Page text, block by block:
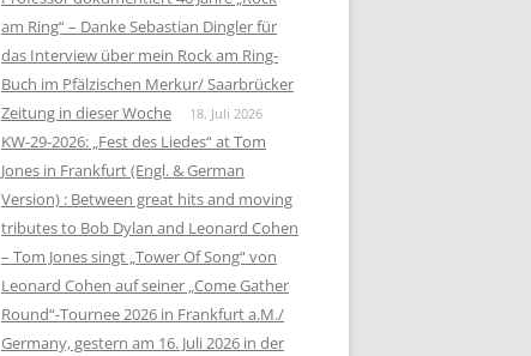
am Ring“ – Danke Sebastian Dingler für
das Interview über mein Rock am Ring-
Buch im Pfälzischen Merkur/ Saarbrücker
Zeitung in dieser Woche
18. Juli 2026
KW-29-2026: „Fest des Liedes“ at Tom
Jones in Frankfurt (Engl. & German
Version) : Between great hits and moving
tributes to Bob Dylan and Leonard Cohen
– Tom Jones singt „Tower Of Song“ von
Leonard Cohen auf seiner „Come Gather
Round“-Tournee 2026 in Frankfurt a.M./
Germany, gestern am 16. Juli 2026 in der